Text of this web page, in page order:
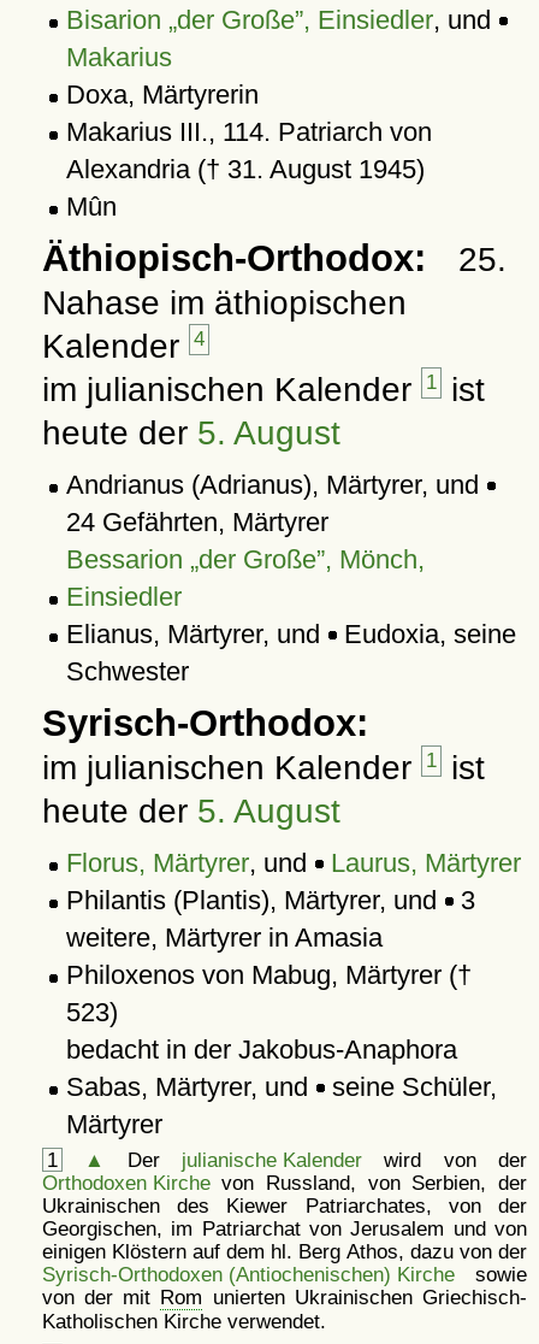
Bisarion der Große , Einsiedler, und
Makarius
Doxa, Märtyrerin
Makarius III., 114. Patriarch von
Alexandria († 31. August 1945)
Mûn
Äthiopisch-Orthodox:
25.
Nahase im äthiopischen
Kalender
4
im julianischen Kalender 1 ist
heute der 5. August
Andrianus (Adrianus), Märtyrer, und
24 Gefährten, Märtyrer
Bessarion der Große , Mönch,
Einsiedler
Elianus, Märtyrer, und Eudoxia, seine
Schwester
Syrisch-Orthodox:
im julianischen Kalender 1 ist
heute der 5. August
Florus, Märtyrer, und
Laurus, Märtyrer
Philantis (Plantis), Märtyrer, und 3
weitere, Märtyrer in Amasia
Philoxenos von Mabug, Märtyrer (†
523)
bedacht in der Jakobus-Anaphora
Sabas, Märtyrer, und seine Schüler,
Märtyrer
1 ▲ Der julianische Kalenderwird von der
Orthodoxen Kirchevon Russland, von Serbien, der
Ukrainischen des Kiewer Patriarchates, von der
Georgischen, im Patriarchat von Jerusalem und von
einigen Klöstern auf dem hl. Berg Athos, dazu von der
Syrisch-Orthodoxen (Antiochenischen) Kirchesowie
von der mit Rom unierten Ukrainischen Griechisch-
Katholischen Kirche verwendet.